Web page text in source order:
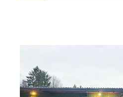
Radlader
Fahrzeuge